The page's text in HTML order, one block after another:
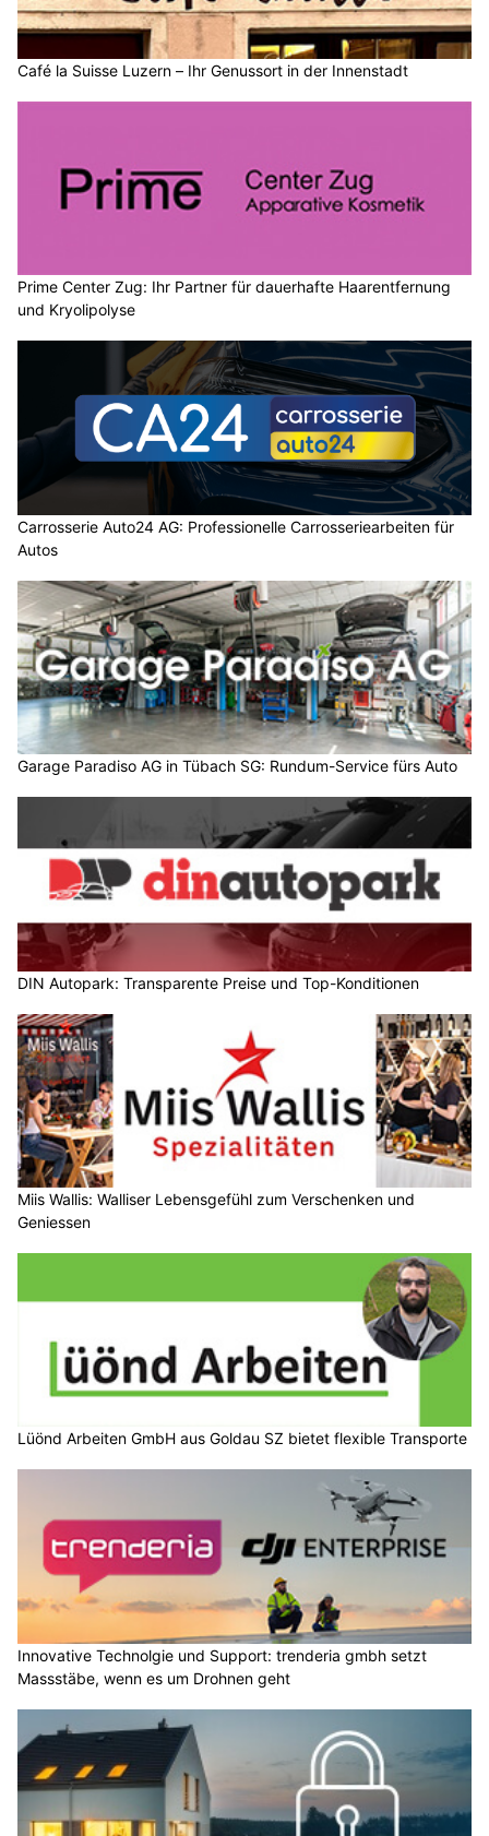
Café la Suisse Luzern – Ihr Genussort in der Innenstadt
Prime Center Zug: Ihr Partner für dauerhafte Haarentfernung
und Kryolipolyse
Carrosserie Auto24 AG: Professionelle Carrosseriearbeiten für
Autos
Garage Paradiso AG in Tübach SG: Rundum-Service fürs Auto
DIN Autopark: Transparente Preise und Top-Konditionen
Miis Wallis: Walliser Lebensgefühl zum Verschenken und
Geniessen
Lüönd Arbeiten GmbH aus Goldau SZ bietet flexible Transporte
Innovative Technolgie und Support: trenderia gmbh setzt
Massstäbe, wenn es um Drohnen geht